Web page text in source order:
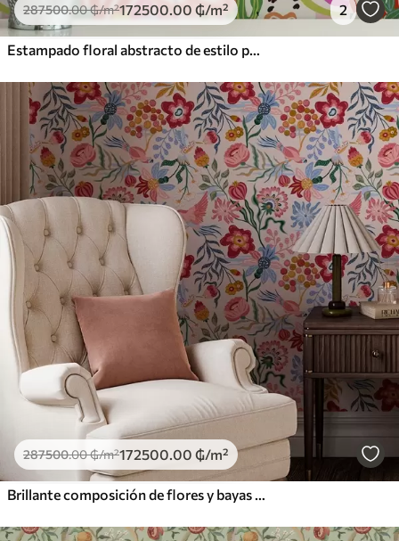
287500.00₲/m²172500.00 ₲/m² 2
Estampado floral abstracto de estilo pop art
287500.00₲/m²172500.00 ₲/m²
Brillante composición de flores y bayas con loros